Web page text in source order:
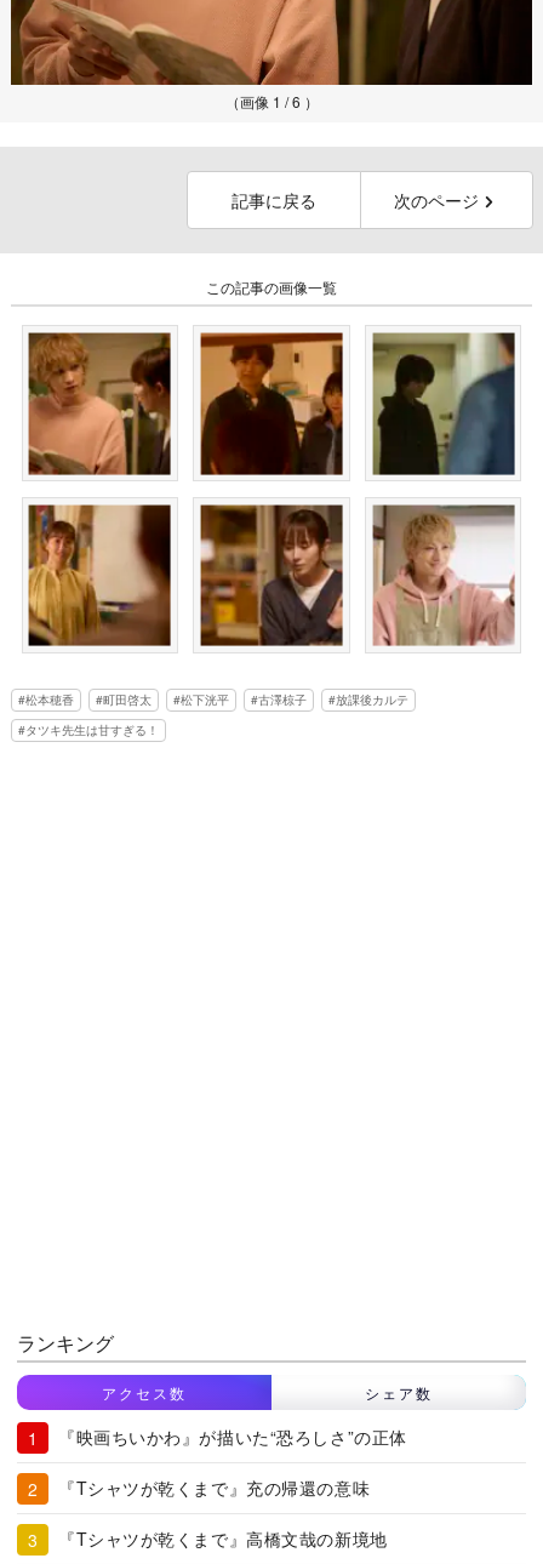
（画像 1 / 6 ）
記事に戻る 次のページ
この記事の画像一覧
松本穂香 町田啓太 松下洸平 古澤椋子
放課後カルテ
タツキ先生は甘すぎる！
ランキング
アクセス数 シェア数
『映画ちいかわ』が描いた“恐ろしさ”の正体
『Tシャツが乾くまで』充の帰還の意味
『Tシャツが乾くまで』高橋文哉の新境地